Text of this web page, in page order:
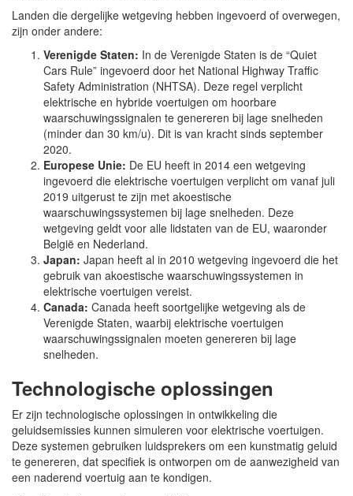
Landen die dergelijke wetgeving hebben ingevoerd of overwegen,
zijn onder andere:
Verenigde Staten: In de Verenigde Staten is de “Quiet
Cars Rule” ingevoerd door het National Highway Traffic
Safety Administration (NHTSA). Deze regel verplicht
elektrische en hybride voertuigen om hoorbare
waarschuwingssignalen te genereren bij lage snelheden
(minder dan 30 km/u). Dit is van kracht sinds september
2020.
Europese Unie: De EU heeft in 2014 een wetgeving
ingevoerd die elektrische voertuigen verplicht om vanaf juli
2019 uitgerust te zijn met akoestische
waarschuwingssystemen bij lage snelheden. Deze
wetgeving geldt voor alle lidstaten van de EU, waaronder
België en Nederland.
Japan: Japan heeft al in 2010 wetgeving ingevoerd die het
gebruik van akoestische waarschuwingssystemen in
elektrische voertuigen vereist.
Canada: Canada heeft soortgelijke wetgeving als de
Verenigde Staten, waarbij elektrische voertuigen
waarschuwingssignalen moeten genereren bij lage
snelheden.
Technologische oplossingen
Er zijn technologische oplossingen in ontwikkeling die
geluidsemissies kunnen simuleren voor elektrische voertuigen.
Deze systemen gebruiken luidsprekers om een kunstmatig geluid
te genereren, dat specifiek is ontworpen om de aanwezigheid van
een naderend voertuig aan te kondigen.